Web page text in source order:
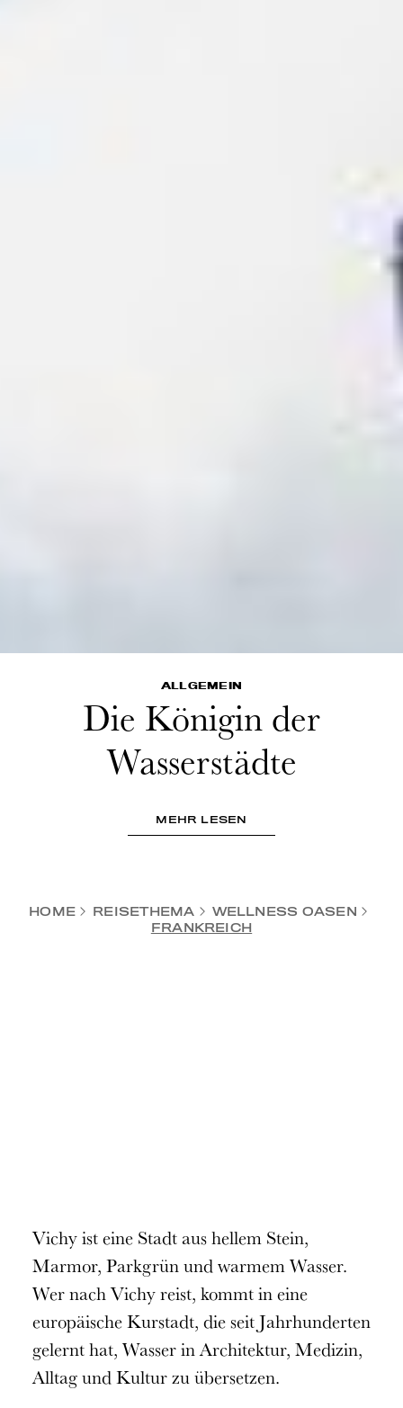
ALLGEMEIN
Die Königin der
Wasserstädte
MEHR LESEN
HOME REISETHEMA
WELLNESS OASEN
FRANKREICH
Vichy ist eine Stadt aus hellem Stein,
Marmor, Parkgrün und warmem Wasser.
Wer nach Vichy reist, kommt in eine
europäische Kurstadt, die seit Jahrhunderten
gelernt hat, Wasser in Architektur, Medizin,
Alltag und Kultur zu übersetzen.